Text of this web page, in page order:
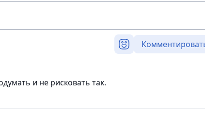
и не рисковать так.